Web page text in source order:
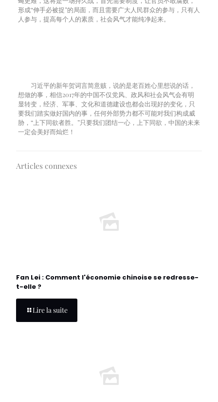
形成“伸手必被捉”的局面，而且需要广大人民群众的参与，只有人
人参与，提高每个人的素质，社会风气才能纯净起来。
习近平的新年贺词言简意赅，说的是老百姓心里想说的话，
想做的事，相信2017年的中国不仅党风、政风和社会风气会有明
显转变，经济、军事、文化和道德建设也都会出现好的变化，只
要我们踏实做好国内的事，任何外部势力都不可能对我们构成威
胁，“上下同欲者胜。”只要我们团结一心，上下同欲，中国的未来
一定会美好而灿烂！
Articles connexes
Fan Lei : Comment l'économie chinoise se redresse-
t-elle ?
Lire la suite